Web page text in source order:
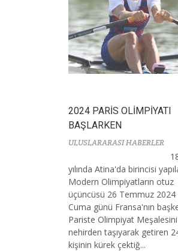
2024 PARİS OLİMPİYATI
BAŞLARKEN
ULUSLARARASI HABERLER
yılında Atina'da birincisi
Modern Olimpiyatların otuz
üçüncüsü 26 Temmuz 2024
Cuma günü Fransa'nın
Pariste Olimpiyat Meşalesini
nehirden taşıyarak getiren
kişinin kürek çektiğ...